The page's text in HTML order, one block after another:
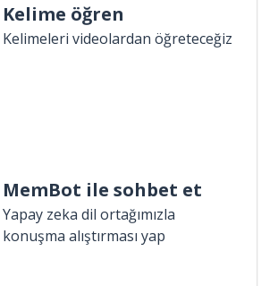
Kelime öğren
Kelimeleri videolardan öğreteceğiz
MemBot ile sohbet et
Yapay zeka dil ortağımızla
konuşma alıştırması yap